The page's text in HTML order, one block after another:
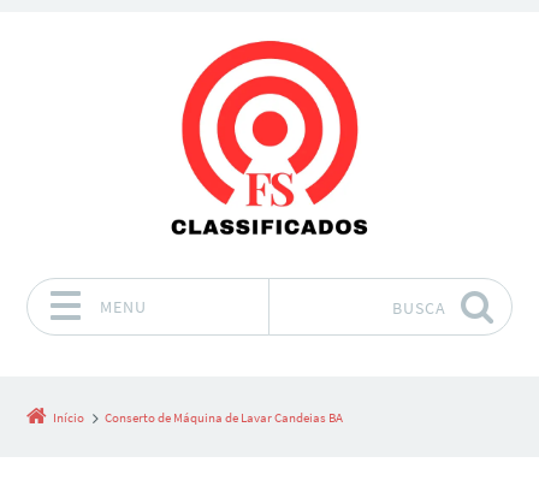
MENU BUSCA
Início Conserto de Máquina de Lavar Candeias BA